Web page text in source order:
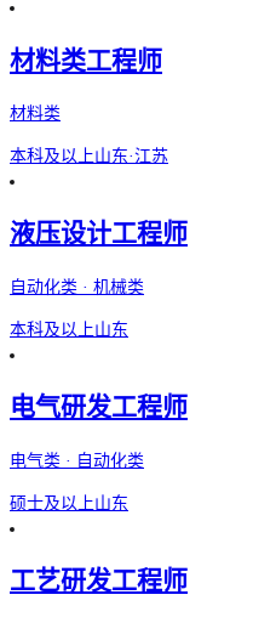
材料类工程师
材料类
本科及以上山东·江苏
液压设计工程师
自动化类 · 机械类
本科及以上山东
电气研发工程师
电气类 · 自动化类
硕士及以上山东
工艺研发工程师